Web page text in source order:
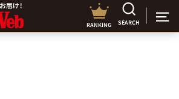
RANKING SEARCH